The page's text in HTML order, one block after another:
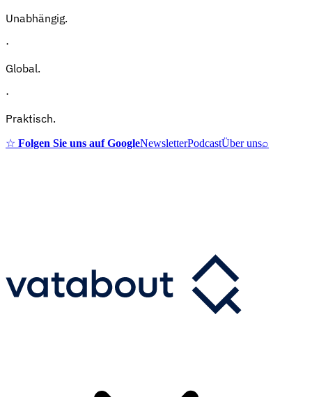
Unabhängig.
·
Global.
·
Praktisch.
☆ Folgen Sie uns auf GoogleNewsletterPodcastÜber uns⌕